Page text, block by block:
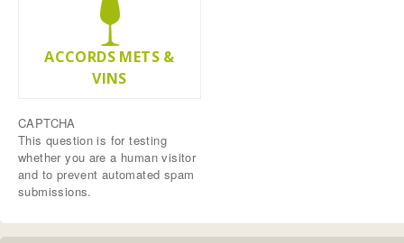
ACCORDS METS &
VINS
CAPTCHA
This question is for testing
whether you are a human visitor
and to prevent automated spam
submissions.